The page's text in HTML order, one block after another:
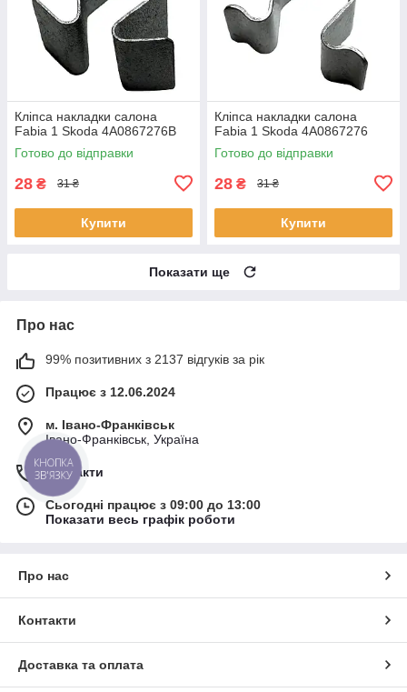
Кліпса накладки салона
Fabia 1 Skoda 4A0867276B
Готово до відправки
28 ₴ 31 ₴
Купити
Кліпса накладки салона
Fabia 1 Skoda 4A0867276
Готово до відправки
28 ₴ 31 ₴
Купити
Показати ще
Про нас
99% позитивних з 2137 відгуків за рік
Працює з 12.06.2024
м. Івано-Франківськ
Івано-Франківськ, Україна
Контакти
Сьогодні працює з 09:00 до 13:00
Показати весь графік роботи
Про нас
Контакти
Доставка та оплата
КНОПКА
ЗВ'ЯЗКУ